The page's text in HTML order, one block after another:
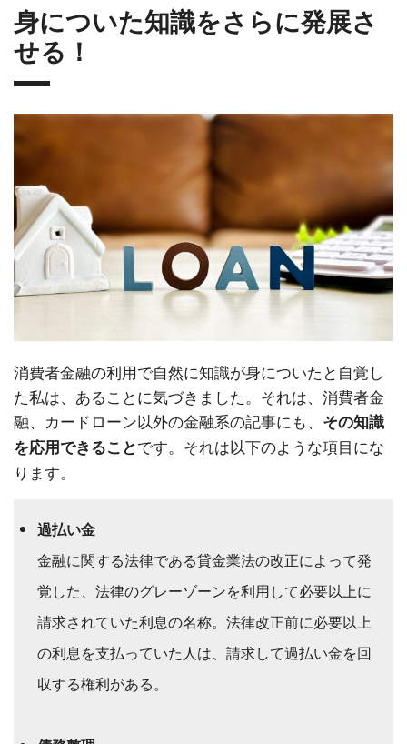
身についた知識をさらに発展さ
せる！
消費者金融の利用で自然に知識が身についたと自覚し
た私は、あることに気づきました。それは、消費者金
融、カードローン以外の金融系の記事にも、 その知識
を応用できることです。それは以下のような項目にな
ります。
過払い金
金融に関する法律である貸金業法の改正によって発
覚した、法律のグレーゾーンを利用して必要以上に
請求されていた利息の名称。法律改正前に必要以上
の利息を支払っていた人は、請求して過払い金を回
収する権利がある。